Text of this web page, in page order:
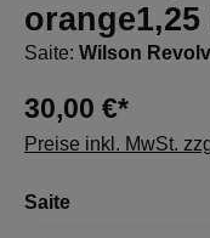
orange1,25
Saite: Wilson
30,00 €*
Preise inkl. MwSt.
Saiteauswählen